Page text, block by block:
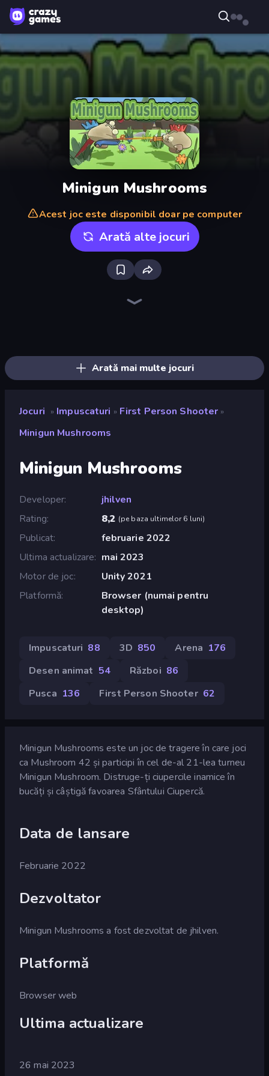
Minigun Mushrooms
Acest joc este disponibil doar pe computer
Arată alte jocuri
Arată mai multe jocuri
Jocuri » Impuscaturi » First Person Shooter »
Minigun Mushrooms
Minigun Mushrooms
Developer
jhilven
Rating
8,2 (pe baza ultimelor 6 luni)
Publicat
februarie 2022
Ultima actualizare
mai 2023
Motor de joc
Unity 2021
Platformă
Browser (numai pentru
desktop)
Impuscaturi 88 3D 850 Arena 176
Desen animat 54 Război 86
Pusca 136 First Person Shooter 62
Minigun Mushrooms este un joc de tragere în care joci
ca Mushroom 42 și participi în cel de-al 21-lea turneu
Minigun Mushroom. Distruge-ți ciupercile inamice în
bucăți și câștigă favoarea Sfântului Ciupercă.
Data de lansare
Februarie 2022
Dezvoltator
Minigun Mushrooms a fost dezvoltat de jhilven.
Platformă
Browser web
Ultima actualizare
26 mai 2023